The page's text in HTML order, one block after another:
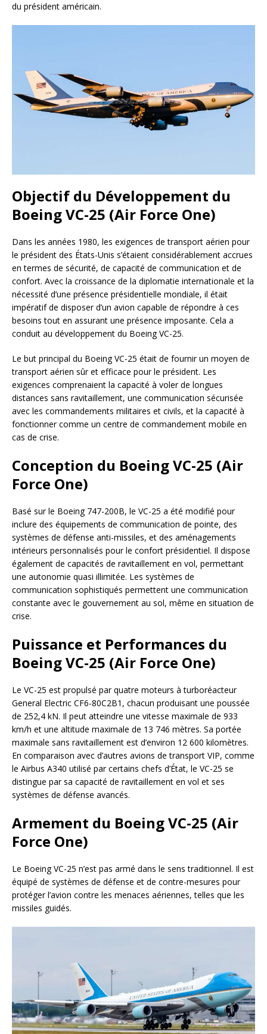
du président américain.
Objectif du Développement du
Boeing VC-25 (Air Force One)
Dans les années 1980, les exigences de transport aérien pour
le président des États-Unis s’étaient considérablement accrues
en termes de sécurité, de capacité de communication et de
confort. Avec la croissance de la diplomatie internationale et la
nécessité d’une présence présidentielle mondiale, il était
impératif de disposer d’un avion capable de répondre à ces
besoins tout en assurant une présence imposante. Cela a
conduit au développement du Boeing VC-25.
Le but principal du Boeing VC-25 était de fournir un moyen de
transport aérien sûr et efficace pour le président. Les
exigences comprenaient la capacité à voler de longues
distances sans ravitaillement, une communication sécurisée
avec les commandements militaires et civils, et la capacité à
fonctionner comme un centre de commandement mobile en
cas de crise.
Conception du Boeing VC-25 (Air
Force One)
Basé sur le Boeing 747-200B, le VC-25 a été modifié pour
inclure des équipements de communication de pointe, des
systèmes de défense anti-missiles, et des aménagements
intérieurs personnalisés pour le confort présidentiel. Il dispose
également de capacités de ravitaillement en vol, permettant
une autonomie quasi illimitée. Les systèmes de
communication sophistiqués permettent une communication
constante avec le gouvernement au sol, même en situation de
crise.
Puissance et Performances du
Boeing VC-25 (Air Force One)
Le VC-25 est propulsé par quatre moteurs à turboréacteur
General Electric CF6-80C2B1, chacun produisant une poussée
de 252,4 kN. Il peut atteindre une vitesse maximale de 933
km/h et une altitude maximale de 13 746 mètres. Sa portée
maximale sans ravitaillement est d’environ 12 600 kilomètres.
En comparaison avec d’autres avions de transport VIP, comme
le Airbus A340 utilisé par certains chefs d’État, le VC-25 se
distingue par sa capacité de ravitaillement en vol et ses
systèmes de défense avancés.
Armement du Boeing VC-25 (Air
Force One)
Le Boeing VC-25 n’est pas armé dans le sens traditionnel. Il est
équipé de systèmes de défense et de contre-mesures pour
protéger l’avion contre les menaces aériennes, telles que les
missiles guidés.